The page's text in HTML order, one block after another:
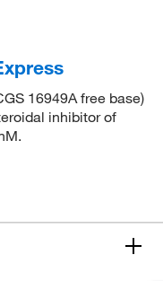
16949A free base)
inhibitor of